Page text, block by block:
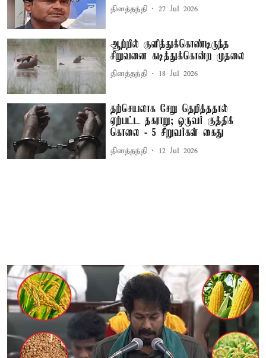
தினத்தந்தி 27 Jul 2026
ஆற்றில் குளித்துக்கொண்டிருந்த
சிறுவனை கடித்துக்கொன்ற முதலை
தினத்தந்தி 18 Jul 2026
தற்செயலாக சேறு தெறித்ததால்
ஏற்பட்ட தகராறு; ஒருவர் குத்திக்
கொலை - 5 சிறுவர்கள் கைது
தினத்தந்தி 12 Jul 2026